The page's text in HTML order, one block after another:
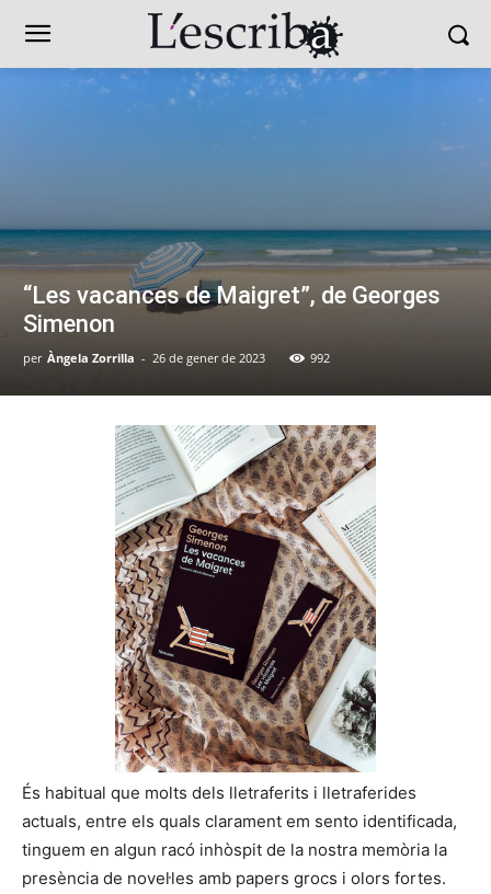
“Les vacances de Maigret”, de Georges
Simenon
per Àngela Zorrilla - 26 de gener de 2023 992
És habitual que molts dels lletraferits i lletraferides
actuals, entre els quals clarament em sento identificada,
tinguem en algun racó inhòspit de la nostra memòria la
presència de novel·les amb papers grocs i olors fortes.